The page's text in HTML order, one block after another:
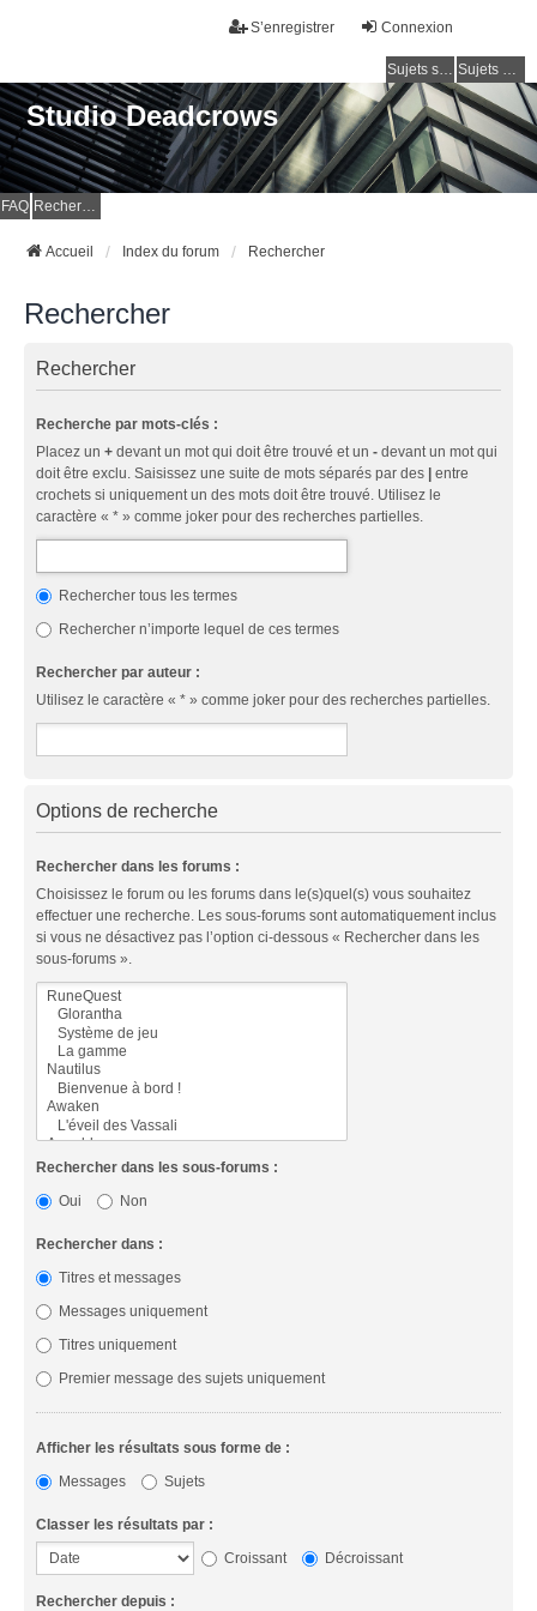
Connexion
S’enregistrer
Sujets sans réponse Sujets actifs
Studio Deadcrows
FAQ Rechercher
Accueil Index du forum Rechercher
Rechercher
Rechercher
Recherche par mots-clés :
Placez un + devant un mot qui doit être trouvé et un - devant un mot qui
doit être exclu. Saisissez une suite de mots séparés par des | entre
crochets si uniquement un des mots doit être trouvé. Utilisez le
caractère « * » comme joker pour des recherches partielles.
Rechercher tous les termes
Rechercher n’importe lequel de ces termes
Rechercher par auteur :
Utilisez le caractère « * » comme joker pour des recherches partielles.
Options de recherche
Rechercher dans les forums :
Choisissez le forum ou les forums dans le(s)quel(s) vous souhaitez
effectuer une recherche. Les sous-forums sont automatiquement inclus
si vous ne désactivez pas l’option ci-dessous « Rechercher dans les
sous-forums ».
Rechercher dans les sous-forums :
Oui
Non
Rechercher dans :
Titres et messages
Messages uniquement
Titres uniquement
Premier message des sujets uniquement
Afficher les résultats sous forme de :
Messages
Sujets
Classer les résultats par :
Croissant
Décroissant
Rechercher depuis :